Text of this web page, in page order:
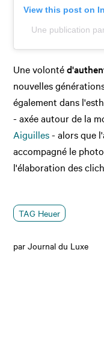
View this post on
Une publication
Une volonté
nouvelles
également dans
- axée autour de la
Aiguilles- alors que
accompagné le
l'élaboration des
TAG Heuer
par Journal du Luxe